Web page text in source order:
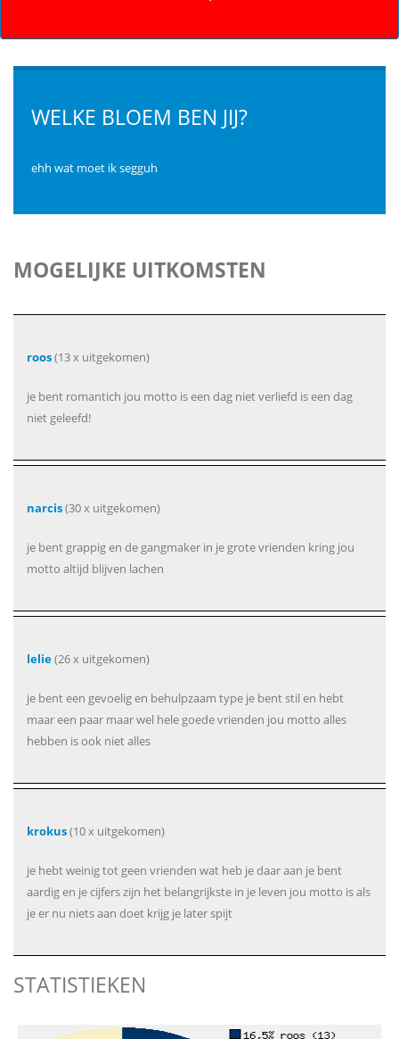
WELKE BLOEM BEN JIJ?
ehh wat moet ik segguh
MOGELIJKE UITKOMSTEN
roos(13 x uitgekomen)
je bent romantich jou motto is een dag niet verliefd is een dag
niet geleefd!
narcis(30 x uitgekomen)
je bent grappig en de gangmaker in je grote vrienden kring jou
motto altijd blijven lachen
lelie(26 x uitgekomen)
je bent een gevoelig en behulpzaam type je bent stil en hebt
maar een paar maar wel hele goede vrienden jou motto alles
hebben is ook niet alles
krokus(10 x uitgekomen)
je hebt weinig tot geen vrienden wat heb je daar aan je bent
aardig en je cijfers zijn het belangrijkste in je leven jou motto is als
je er nu niets aan doet krijg je later spijt
STATISTIEKEN